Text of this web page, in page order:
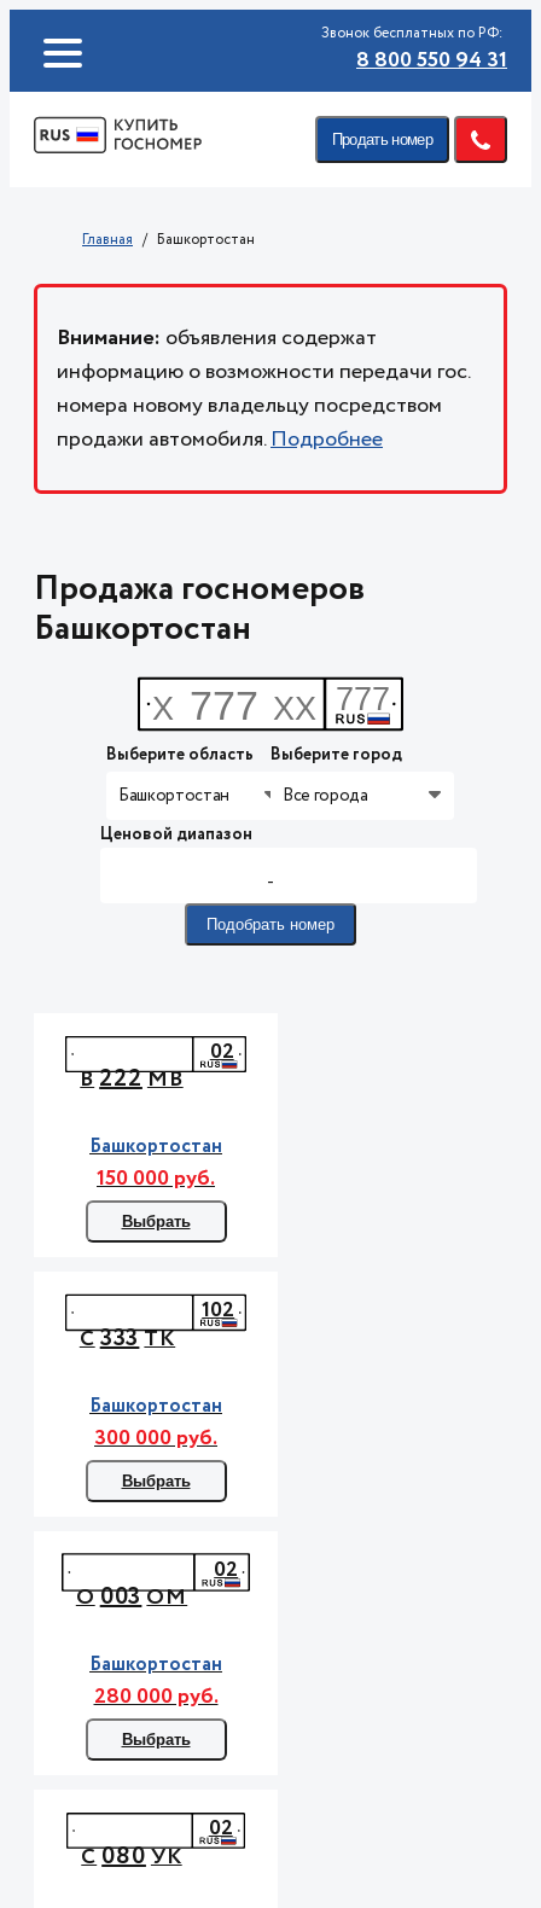
Звонок бесплатных по РФ:
8 800 550 94 31
Продать номер
Главная Башкортостан
Внимание: объявления содержат
информацию о возможности передачи гос.
номера новому владельцу посредством
продажи автомобиля.Подробнее
Продажа госномеров
Башкортостан
Выберите область
Башкортостан
Выберите город
Все города
Ценовой диапазон
-
Подобрать номер
В222МВ
02
Башкортостан
150 000 руб.
Выбрать
С333ТК
102
Башкортостан
300 000 руб.
Выбрать
О003ОМ
02
Башкортостан
280 000 руб.
Выбрать
С080УК
02